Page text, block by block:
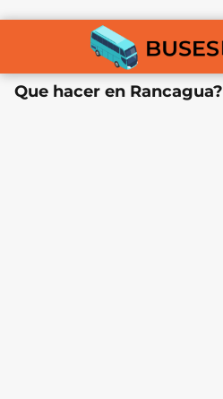
Que hacer en Rancagua?